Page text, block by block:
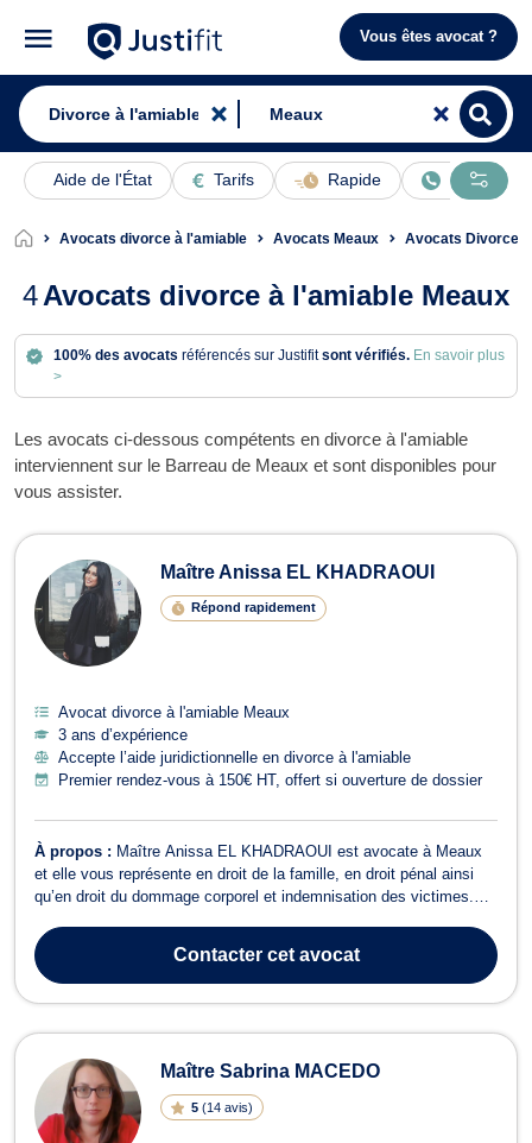
Vous êtes avocat ?
Aide de l'État Tarifs Rapide En ligne
Avocats divorce à l'amiable Avocats Meaux Avocats Divorce
4Avocats divorce à l'amiable Meaux
100% des avocats référencés sur Justifitsont vérifiés. En savoir plus
>
Les avocats ci-dessous compétents en divorce à l'amiable
interviennent sur le Barreau de Meaux et sont disponibles pour
vous assister.
Avocats en divorce à l'amiable à
Maître Anissa EL KHADRAOUI
Répond rapidement
Avocat divorce à l'amiable Meaux
3 ans d’expérience
Accepte l’aide juridictionnelle en divorce à l'amiable
Premier rendez-vous à 150€ HT, offert si ouverture de dossier
À propos : Maître Anissa EL KHADRAOUI est avocate à Meaux
et elle vous représente en droit de la famille, en droit pénal ainsi
qu’en droit du dommage corporel et indemnisation des victimes.
droit de la famille dans le cadre des affaires de séparation, de
rupture de PACS ou e...Contactercet avocat
Maître Sabrina MACEDO
5 (14 avis)